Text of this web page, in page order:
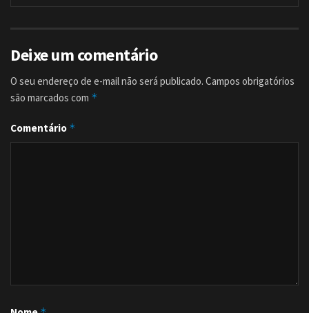
Deixe um comentário
O seu endereço de e-mail não será publicado. Campos obrigatórios
são marcados com *
Comentário *